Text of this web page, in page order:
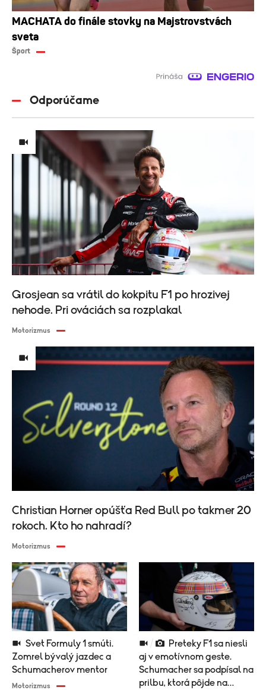
MACHATA do finále stovky na Majstrovstvách
sveta
Šport
Odporúčame
Grosjean sa vrátil do kokpitu F1 po hrozivej
nehode. Pri ováciách sa rozplakal
Motorizmus
Christian Horner opúšťa Red Bull po takmer 20
rokoch. Kto ho nahradí?
Motorizmus
Zomrel bývalý jazdec a
Schumacherov mentor
Motorizmus
aj v emotívnom geste.
Schumacher sa podpísal na
prilbu, ktorá pôjde na